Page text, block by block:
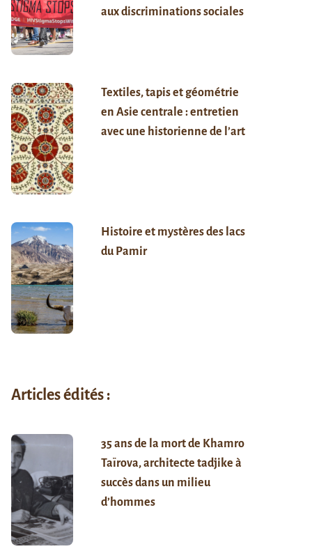
aux discriminations sociales
Textiles, tapis et géométrie
en Asie centrale : entretien
avec une historienne de l’art
Histoire et mystères des lacs
du Pamir
Articles édités :
35 ans de la mort de Khamro
Taïrova, architecte tadjike à
succès dans un milieu
d’hommes